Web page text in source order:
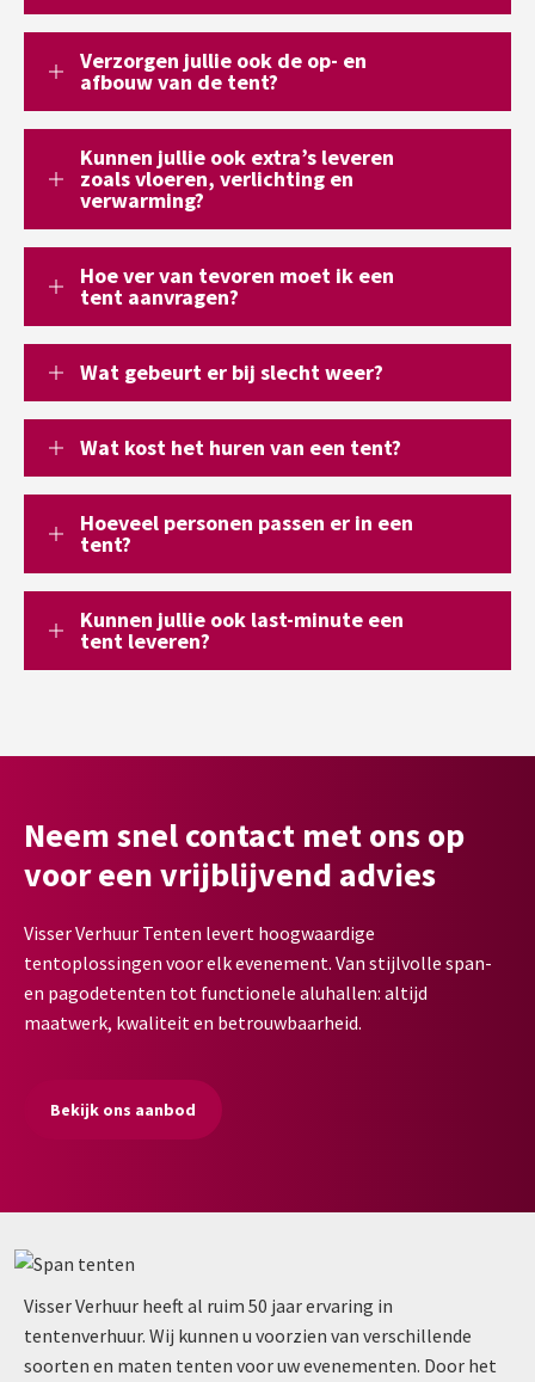
Verzorgen jullie ook de op- en
afbouw van de tent?
Kunnen jullie ook extra’s leveren
zoals vloeren, verlichting en
verwarming?
Hoe ver van tevoren moet ik een
tent aanvragen?
Wat gebeurt er bij slecht weer?
Wat kost het huren van een tent?
Hoeveel personen passen er in een
tent?
Kunnen jullie ook last-minute een
tent leveren?
Neem snel contact met ons op
voor een vrijblijvend advies
Visser Verhuur Tenten levert hoogwaardige
tentoplossingen voor elk evenement. Van stijlvolle span-
en pagodetenten tot functionele aluhallen: altijd
maatwerk, kwaliteit en betrouwbaarheid.
Bekijk ons aanbod
Visser Verhuur heeft al ruim 50 jaar ervaring in
tentenverhuur. Wij kunnen u voorzien van verschillende
soorten en maten tenten voor uw evenementen. Door het